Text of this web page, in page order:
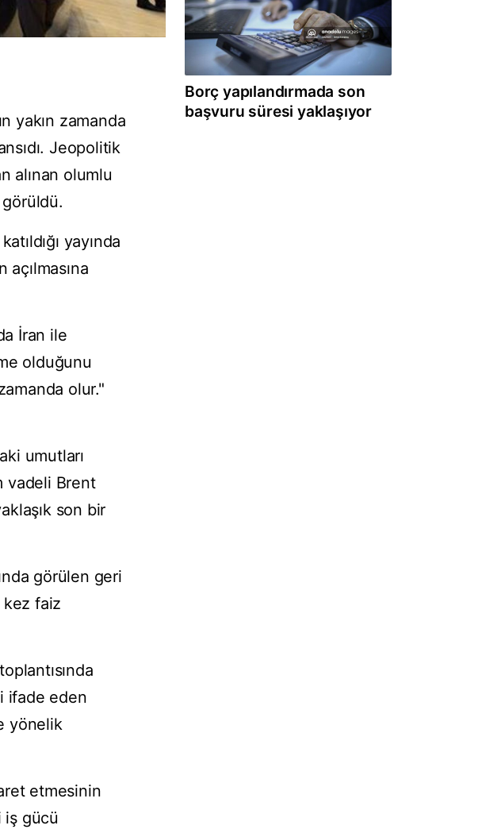
yakın zamanda
Jeopolitik
alınan olumlu
yayında
İran ile
olduğunu
olur."
umutları
vadeli Brent
son bir
görülen geri
kez faiz
ifade eden
yönelik
etmesinin
iş gücü
Borç yapılandırmada son
başvuru süresi yaklaşıyor